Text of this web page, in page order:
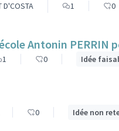
D'COSTA 1 0
Antonin PERRIN
1 0 Idée
0 Idée non